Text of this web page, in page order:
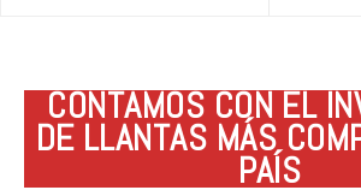
CONTAMOS CON EL
DE LLANTAS MÁS
PAÍS